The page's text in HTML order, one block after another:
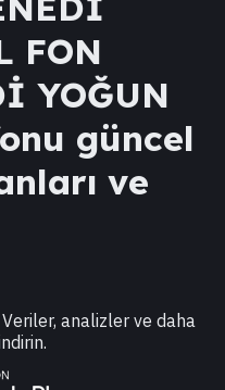
FON
YOĞUN
güncel
ve
analizler ve daha